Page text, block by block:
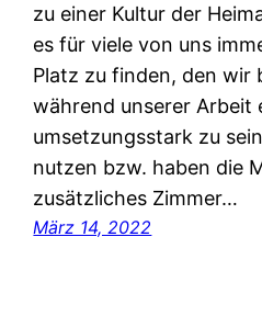
zu einer Kultur der
es für viele von uns
Platz zu finden, den wir
während unserer Arbeit
umsetzungsstark zu
nutzen bzw. haben die
zusätzliches Zimmer…
März 14, 2022